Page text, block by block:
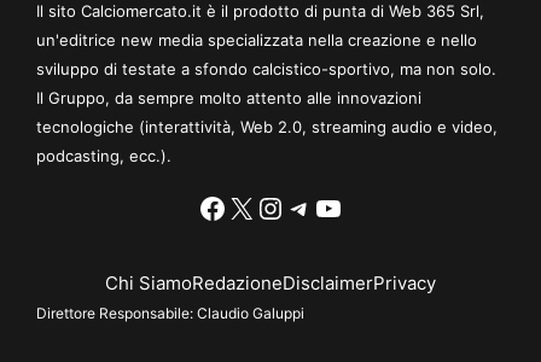
Il sito Calciomercato.it è il prodotto di punta di Web 365 Srl,
un'editrice new media specializzata nella creazione e nello
sviluppo di testate a sfondo calcistico-sportivo, ma non solo.
Il Gruppo, da sempre molto attento alle innovazioni
tecnologiche (interattività, Web 2.0, streaming audio e video,
podcasting, ecc.).
Facebook
X Instagram
Telegram
YouTube
Chi SiamoRedazioneDisclaimerPrivacy
Direttore Responsabile: Claudio Galuppi